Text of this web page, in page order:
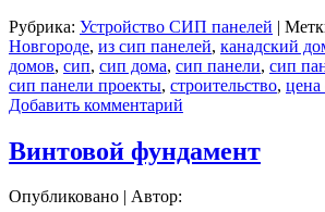
Рубрика: Устройство СИП панелей |
Новгороде, из сип панелей, канадский
домов, сип, сип дома, сип панели, сип
сип панели проекты, строительство, цена
Добавить комментарий
Винтовой фундамент
Опубликовано | Автор: